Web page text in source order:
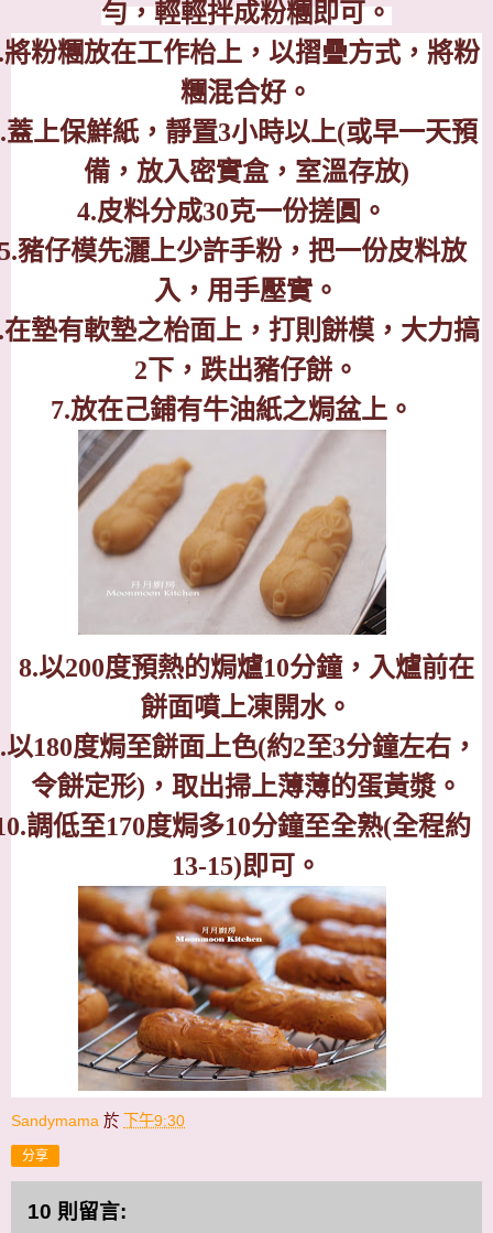
勻，輕輕拌成粉糰即可。
將粉糰放在工作枱上，以摺疊方式，將粉
糰混合好。
蓋上保鮮紙，靜置3小時以上(或早一天預
備，放入密實盒，室溫存放)
4.皮料分成30克一份搓圓。
豬仔模先灑上少許手粉，把一份皮料放
入，用手壓實。
在墊有軟墊之枱面上，打則餅模，大力搞
2下，跌出豬仔餅。
7.放在己鋪有牛油紙之焗盆上。
8.以200度預熱的焗爐10分鐘，入爐前在
餅面噴上凍開水。
以180度焗至餅面上色(約2至3分鐘左右，
令餅定形) ，取出掃上薄薄的蛋黃漿。
調低至170度焗多10分鐘至全熟(全程約
13-15)即可。
Sandymama 於 下午9:30
分享
10 則留言: